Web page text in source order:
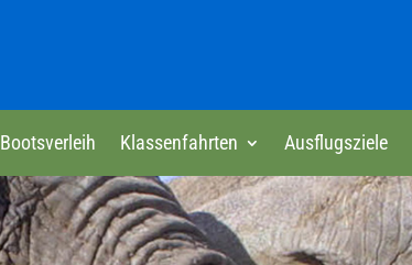
Bootsverleih Klassenfahrten Ausflugsziele